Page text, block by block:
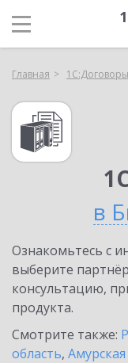
Главная 1С:Договоры
в
Ознакомьтесь с
выберите
консультацию,
продукта.
Смотрите также:
область,